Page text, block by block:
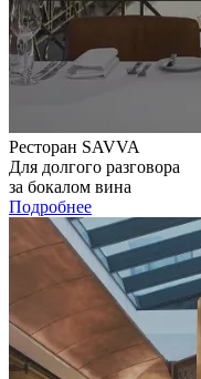
Ресторан SAVVA
Для долгого разговора
за бокалом вина
Подробнее